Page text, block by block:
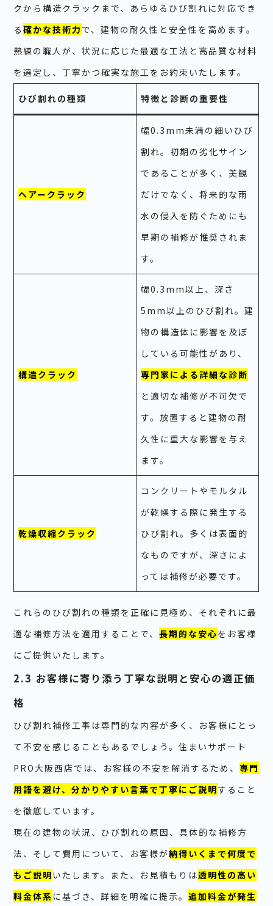
クから構造クラックまで、あらゆるひび割れに対応でき
る確かな技術力 で、建物の耐久性と安全性を高めます。
熟練の職人が、状況に応じた最適な工法と高品質な材料
を選定し、丁寧かつ確実な施工をお約束いたします。
ひび割れの種類 特徴と診断の重要性
ヘアークラック
幅0.3mm未満の細いひび
割れ。初期の劣化サイン
であることが多く、美観
だけでなく、将来的な雨
水の侵入を防ぐためにも
早期の補修が推奨されま
す。
構造クラック
幅0.3mm以上、深さ
5mm以上のひび割れ。建
物の構造体に影響を及ぼ
している可能性があり、
専門家による詳細な診断
と適切な補修が不可欠で
す。放置すると建物の耐
久性に重大な影響を与え
ます。
乾燥収縮クラック
コンクリートやモルタル
が乾燥する際に発生する
ひび割れ。多くは表面的
なものですが、深さによ
っては補修が必要です。
これらのひび割れの種類を正確に見極め、それぞれに最
適な補修方法を適用することで、長期的な安心をお客様
にご提供いたします。
2.3 お客様に寄り添う丁寧な説明と安心の適正価
格
ひび割れ補修工事は専門的な内容が多く、お客様にとっ
て不安を感じることもあるでしょう。住まいサポート
PRO大阪西店では、お客様の不安を解消するため、専門
用語を避け、分かりやすい言葉で丁寧にご説明すること
を徹底しています。
現在の建物の状況、ひび割れの原因、具体的な補修方
法、そして費用について、お客様が納得いくまで何度で
もご説明いたします。また、お見積もりは透明性の高い
料金体系 に基づき、詳細を明確に提示。追加料金が発生